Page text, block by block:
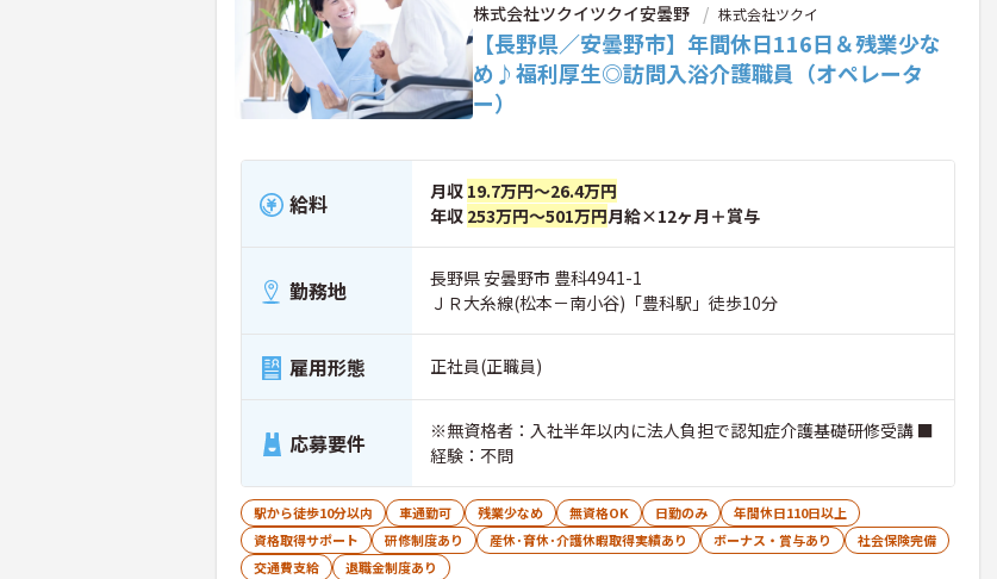
株式会社ツクイツクイ安曇野 株式会社ツクイ
【長野県／安曇野市】年間休日116日＆残業少な
め♪福利厚生◎訪問入浴介護職員（オペレータ
ー）
給料 月収 19.7万円～26.4万円
年収 253万円～501万円月給×12ヶ月＋賞与
勤務地
長野県 安曇野市 豊科4941-1
ＪＲ大糸線(松本－南小谷)「豊科駅」徒歩10分
雇用形態 正社員(正職員)
応募要件
※無資格者：入社半年以内に法人負担で認知症介護基礎研修受講 ■
経験：不問
駅から徒歩10分以内 車通勤可 残業少なめ 無資格OK 日勤のみ
年間休日110日以上
資格取得サポート
研修制度あり 産休･育休･介護休暇取得実績あり ボーナス・賞与あり
社会保険完備
交通費支給
退職金制度あり